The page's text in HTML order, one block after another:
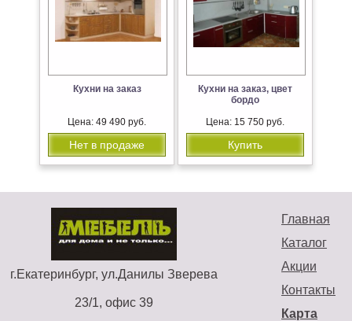
Кухни на заказ
Цена: 49 490 руб.
Нет в продаже
Кухни на заказ, цвет
бордо
Цена: 15 750 руб.
Купить
Главная
Каталог
Акции
Контакты
Карта
г.Екатеринбург, ул.Данилы Зверева
23/1, офис 39